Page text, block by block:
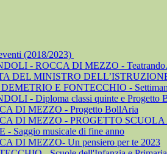
(2018/2023)
- ROCCA DI MEZZO -
DEL MINISTRO
E FONTECCHIO -
- Diploma classi quinte e Progetto
DI MEZZO - Progetto BollAria
DI MEZZO - PROGETTO
- Saggio musicale di fine anno
DI MEZZO- Un pensiero per te 2023